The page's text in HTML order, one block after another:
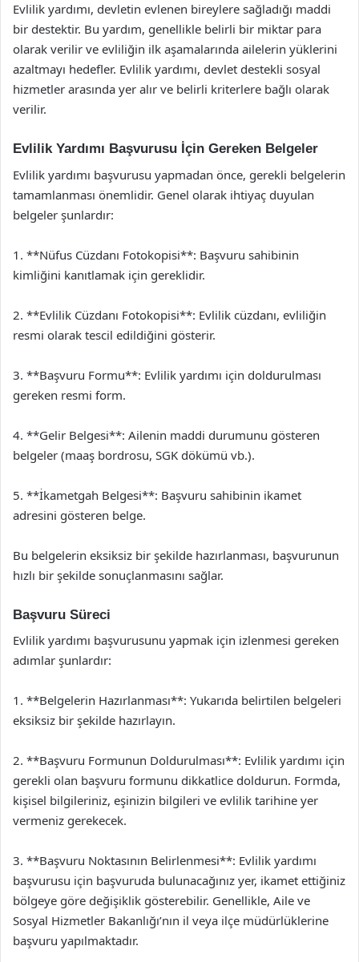
Evlilik yardımı, devletin evlenen bireylere sağladığı maddi
bir destektir. Bu yardım, genellikle belirli bir miktar para
olarak verilir ve evliliğin ilk aşamalarında ailelerin yüklerini
azaltmayı hedefler. Evlilik yardımı, devlet destekli sosyal
hizmetler arasında yer alır ve belirli kriterlere bağlı olarak
verilir.
Evlilik Yardımı Başvurusu İçin Gereken Belgeler
Evlilik yardımı başvurusu yapmadan önce, gerekli belgelerin
tamamlanması önemlidir. Genel olarak ihtiyaç duyulan
belgeler şunlardır:
1. **Nüfus Cüzdanı Fotokopisi**: Başvuru sahibinin
kimliğini kanıtlamak için gereklidir.
2. **Evlilik Cüzdanı Fotokopisi**: Evlilik cüzdanı, evliliğin
resmi olarak tescil edildiğini gösterir.
3. **Başvuru Formu**: Evlilik yardımı için doldurulması
gereken resmi form.
4. **Gelir Belgesi**: Ailenin maddi durumunu gösteren
belgeler (maaş bordrosu, SGK dökümü vb.).
5. **İkametgah Belgesi**: Başvuru sahibinin ikamet
adresini gösteren belge.
Bu belgelerin eksiksiz bir şekilde hazırlanması, başvurunun
hızlı bir şekilde sonuçlanmasını sağlar.
Başvuru Süreci
Evlilik yardımı başvurusunu yapmak için izlenmesi gereken
adımlar şunlardır:
1. **Belgelerin Hazırlanması**: Yukarıda belirtilen belgeleri
eksiksiz bir şekilde hazırlayın.
2. **Başvuru Formunun Doldurulması**: Evlilik yardımı için
gerekli olan başvuru formunu dikkatlice doldurun. Formda,
kişisel bilgileriniz, eşinizin bilgileri ve evlilik tarihine yer
vermeniz gerekecek.
3. **Başvuru Noktasının Belirlenmesi**: Evlilik yardımı
başvurusu için başvuruda bulunacağınız yer, ikamet ettiğiniz
bölgeye göre değişiklik gösterebilir. Genellikle, Aile ve
Sosyal Hizmetler Bakanlığı’nın il veya ilçe müdürlüklerine
başvuru yapılmaktadır.